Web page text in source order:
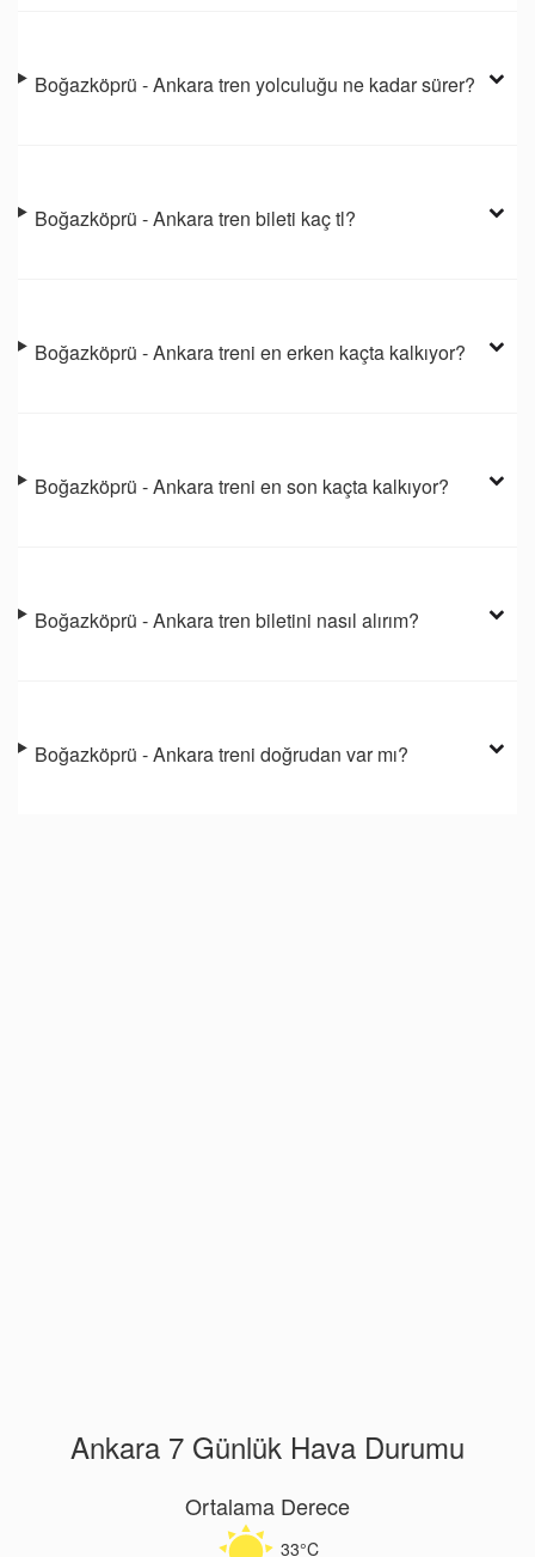
Boğazköprü - Ankara tren yolculuğu ne kadar sürer?
Boğazköprü - Ankara tren bileti kaç tl?
Boğazköprü - Ankara treni en erken kaçta kalkıyor?
Boğazköprü - Ankara treni en son kaçta kalkıyor?
Boğazköprü - Ankara tren biletini nasıl alırım?
Boğazköprü - Ankara treni doğrudan var mı?
Ankara 7 Günlük Hava Durumu
Ortalama Derece
33°C